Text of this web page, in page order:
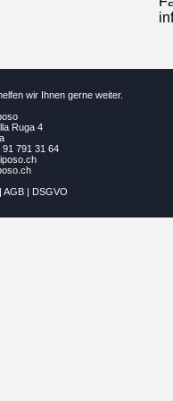
wir Ihnen gerne weiter.
Ruga 4
91 791 31 64
| AGB | DSGVO